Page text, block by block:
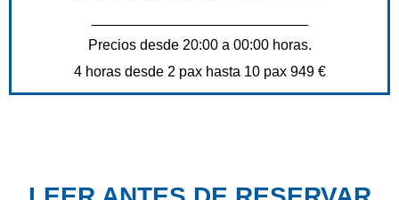
Precios desde 20:00 a 00:00 horas.
4 horas desde 2 pax hasta 10 pax 949 €